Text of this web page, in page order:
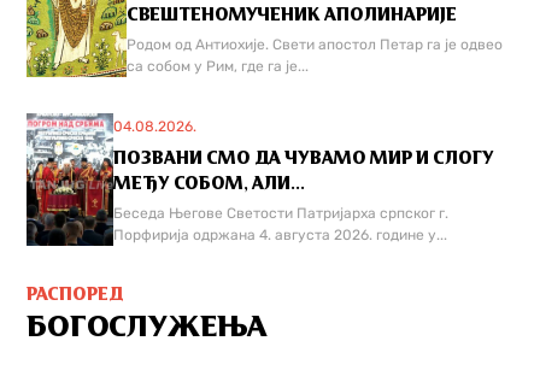
СВЕШТЕНОМУЧЕНИК АПОЛИНАРИЈЕ
Родом од Антиохије. Свети апостол Петар га је одвео
са собом у Рим, где га је...
04.08.2026.
ПОЗВАНИ СМО ДА ЧУВАМО МИР И СЛОГУ
МЕЂУ СОБОМ, АЛИ...
Беседа Његове Светости Патријарха српског г.
Порфирија одржана 4. августа 2026. године у...
РАСПОРЕД
БОГОСЛУЖЕЊА